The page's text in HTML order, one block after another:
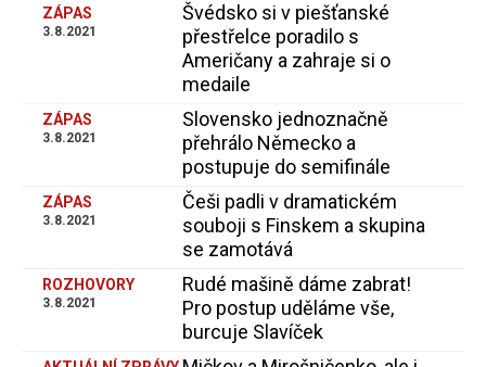
ZÁPAS
3.8.2021
Švédsko si v piešťanské
přestřelce poradilo s
Američany a zahraje si o
medaile
ZÁPAS
3.8.2021
Slovensko jednoznačně
přehrálo Německo a
postupuje do semifinále
ZÁPAS
3.8.2021
Češi padli v dramatickém
souboji s Finskem a skupina
se zamotává
ROZHOVORY
3.8.2021
Rudé mašině dáme zabrat!
Pro postup uděláme vše,
burcuje Slavíček